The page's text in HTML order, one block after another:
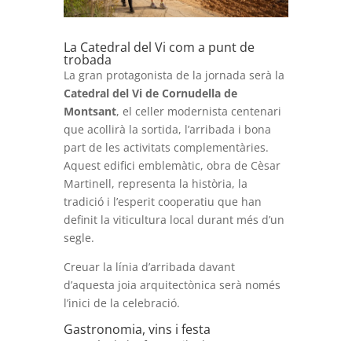
La Catedral del Vi com a punt de
trobada
La gran protagonista de la jornada serà la
Catedral del Vi de Cornudella de
Montsant, el celler modernista centenari
que acollirà la sortida, l’arribada i bona
part de les activitats complementàries.
Aquest edifici emblemàtic, obra de Cèsar
Martinell, representa la història, la
tradició i l’esperit cooperatiu que han
definit la viticultura local durant més d’un
segle.
Creuar la línia d’arribada davant
d’aquesta joia arquitectònica serà només
l’inici de la celebració.
Gastronomia, vins i festa